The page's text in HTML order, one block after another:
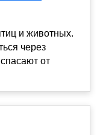
и животных.
через
от